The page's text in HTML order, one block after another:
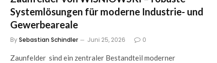
Systemlösungen für moderne Industrie- und
Gewerbeareale
BySebastian Schindler Juni 25, 2026 0
Zaunfelder sind ein zentraler Bestandteil moderner